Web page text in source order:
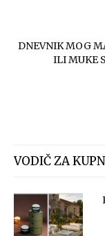
DNEVNIK MOG
ILI MUKE
VODIČ ZA